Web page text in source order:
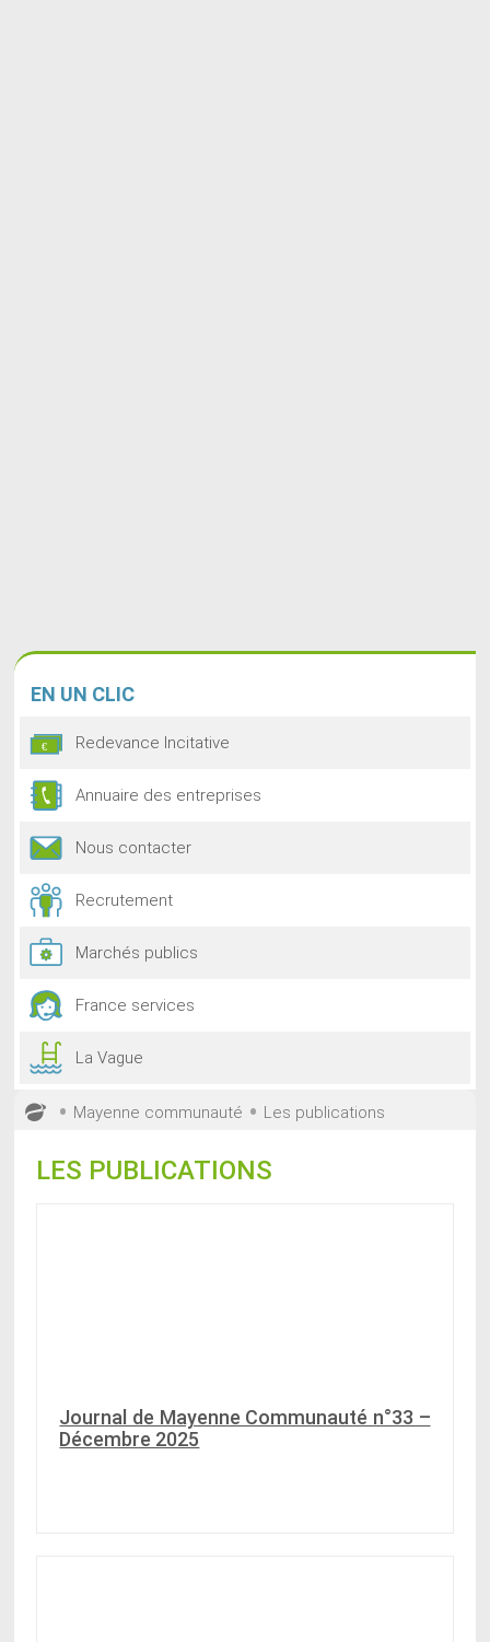
EN UN CLIC
Redevance Incitative
Annuaire des entreprises
Nous contacter
Recrutement
Marchés publics
France services
La Vague
• Mayenne communauté • Les publications
LES PUBLICATIONS
Journal de Mayenne Communauté n°33 –
Décembre 2025